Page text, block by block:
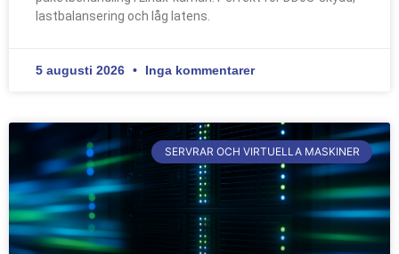
lastbalansering och låg latens.
5 augusti 2026 Inga kommentarer
SERVRAR OCH VIRTUELLA MASKINER